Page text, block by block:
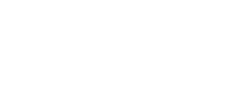
with swipe gestures.